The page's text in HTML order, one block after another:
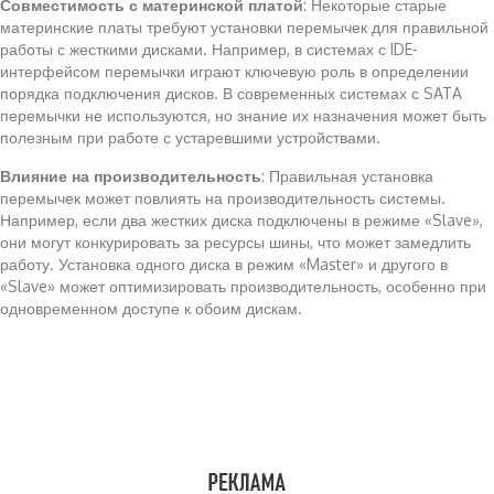
Совместимость с материнской платой: Некоторые старые
материнские платы требуют установки перемычек для правильной
работы с жесткими дисками. Например, в системах с IDE-
интерфейсом перемычки играют ключевую роль в определении
порядка подключения дисков. В современных системах с SATA
перемычки не используются, но знание их назначения может быть
полезным при работе с устаревшими устройствами.
Влияние на производительность: Правильная установка
перемычек может повлиять на производительность системы.
Например, если два жестких диска подключены в режиме «Slave»,
они могут конкурировать за ресурсы шины, что может замедлить
работу. Установка одного диска в режим «Master» и другого в
«Slave» может оптимизировать производительность, особенно при
одновременном доступе к обоим дискам.